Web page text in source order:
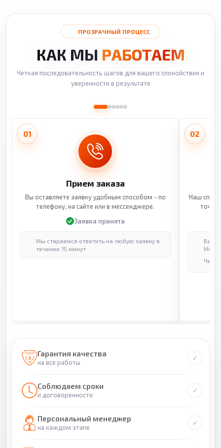
ПРОЗРАЧНЫЙ ПРОЦЕСС
КАК МЫ РАБОТАЕМ
Четкая последовательность шагов для вашего спокойствия и
уверенности в результате
01
Прием заказа
Вы оставляете заявку удобным способом - по
телефону, на сайте или в мессенджере.
Заявка принята
Мы стараемся ответить на любую заявку в
течение 15 минут
02
Наш
Гарантия качества
на все работы
Соблюдаем сроки
и договоренности
Персональный менеджер
на каждом этапе